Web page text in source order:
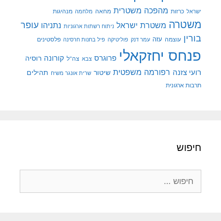
ישראל כרזות מהפכה משטרית מחאה מלחמה מנהיגות
משטרה משטרת ישראל ניתוח רשתות ארגוניות נתניהו עופר
בורין עוצמה עזה עמר דנק פוליטיקה פיל בחנות חרסינה פלסטינים
פנחס יחזקאלי פרוגרס צבא צה"ל קורונה רוסיה
רועי צזנה רפורמה משפטית שיטור שרית אונגר משיח תהילים
תרבות ארגונית
חיפוש